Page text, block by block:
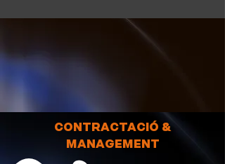
CONTRACTACIÓ &
MANAGEMENT